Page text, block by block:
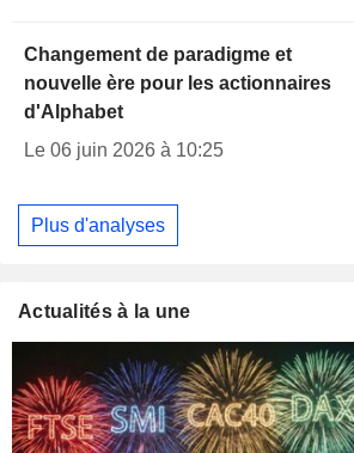
Changement de paradigme et
nouvelle ère pour les actionnaires
d'Alphabet
Le 06 juin 2026 à 10:25
Plus d'analyses
Actualités à la une